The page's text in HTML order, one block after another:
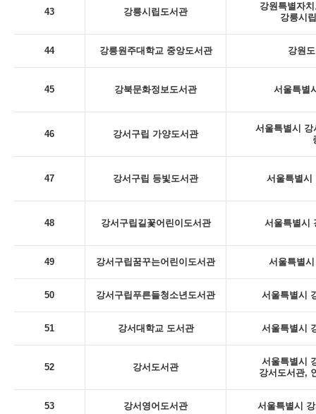
43 강릉시립도서관
강원특별자
강릉시
44 강릉원주대학교 중앙도서관 강원
45 강북문화정보도서관 서울특별
46 강서구립 가양도서관
서울특별시 강
47 강서구립 등빛도서관 서울특별시
48 강서구립길꽃어린이도서관 서울특별시
49 강서구립꿈꾸는어린이도서관 서울특별
50 강서구립푸른들청소년도서관 서울특별시
51 강서대학교 도서관 서울특별시
52 강서도서관
서울특별시
강서도서관,
53 강서영어도서관 서울특별시